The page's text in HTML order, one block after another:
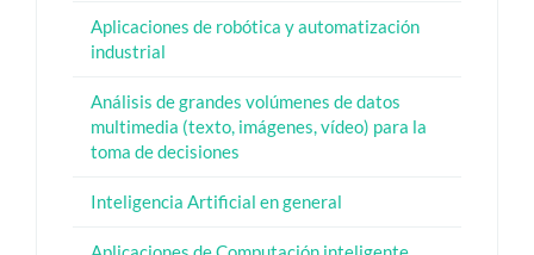
Aplicaciones de robótica y automatización
industrial
Análisis de grandes volúmenes de datos
multimedia (texto, imágenes, vídeo) para la
toma de decisiones
Inteligencia Artificial en general